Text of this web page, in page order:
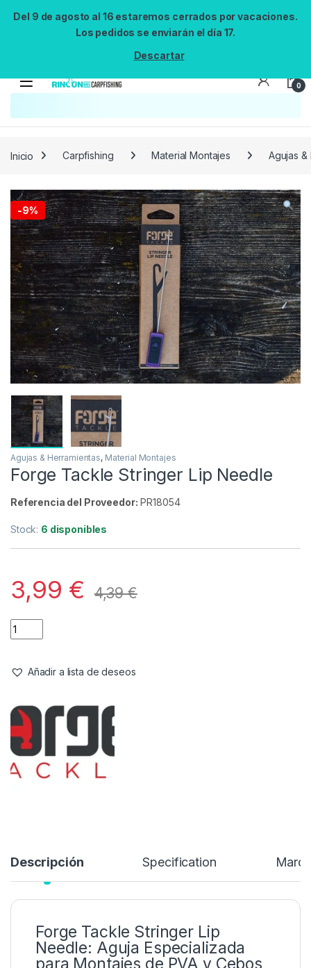
Del 9 de agosto al 16 estaremos cerrados por vacaciones.
Los pedidos se enviarán el día 17.
Descartar
0
No se pudo cargar el widget de búsqueda.
Inténtalo de nuevo.
Reintentar
Inicio Carpfishing Material Montajes Agujas &
9%
Agujas & Herramientas
Forge Tackle Stringer Lip Needle
Referencia del Proveedor:
3,99€ 4,39